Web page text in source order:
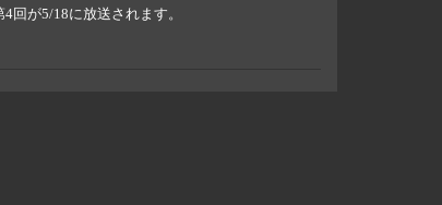
回が5/18に放送されます。